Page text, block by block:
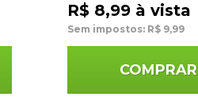
R$ 8,99 à vista
Sem impostos: R$ 9,99
COMPRAR